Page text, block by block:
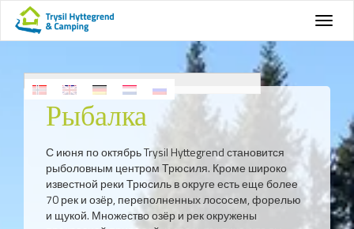
Рыбалка
С июня по октябрь Trysil Hyttegrend становится
рыболовным центром Трюсиля. Кроме широко
известной реки Трюсиль в округе есть еще более
70 рек и озёр, переполненных лососем, форелью
и щукой. Множество озёр и рек окружены